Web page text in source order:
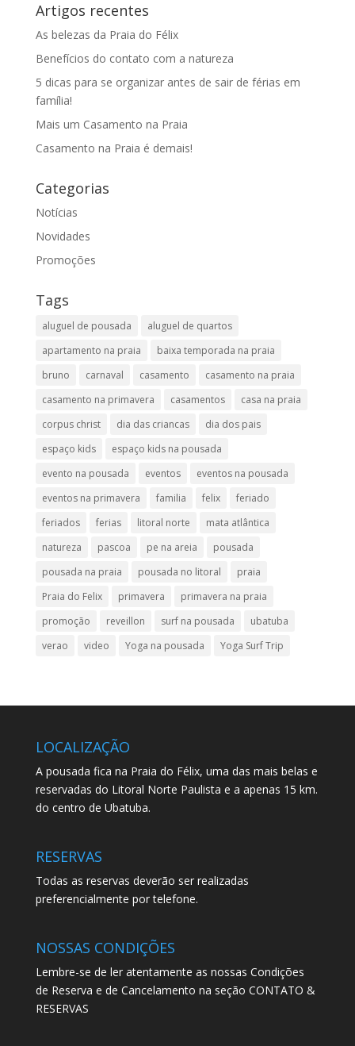
Artigos recentes
As belezas da Praia do Félix
Benefícios do contato com a natureza
5 dicas para se organizar antes de sair de férias em
família!
Mais um Casamento na Praia
Casamento na Praia é demais!
Categorias
Notícias
Novidades
Promoções
Tags
aluguel de pousada
aluguel de quartos
apartamento na praia
baixa temporada na praia
bruno
carnaval casamento
casamento na praia
casamento na primavera
casamentos
casa na praia
corpus christ
dia das criancas
dia dos pais
espaço kids
espaço kids na pousada
evento na pousada
eventos
eventos na pousada
eventos na primavera
familia felix
feriado
feriados
ferias litoral norte
mata atlântica
natureza
pascoa pe na areia
pousada
pousada na praia
pousada no litoral
praia
Praia do Felix
primavera
primavera na praia
promoção
reveillon surf na pousada
ubatuba
verao
video Yoga na pousada Yoga Surf Trip
LOCALIZAÇÃO
A pousada fica na Praia do Félix, uma das mais belas e
reservadas do Litoral Norte Paulista e a apenas 15 km.
do centro de Ubatuba.
RESERVAS
Todas as reservas deverão ser realizadas
preferencialmente por telefone.
NOSSAS CONDIÇÕES
Lembre-se de ler atentamente as nossas Condições
de Reserva e de Cancelamento na seção CONTATO &
RESERVAS